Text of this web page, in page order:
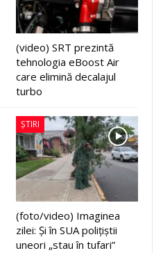
(video) SRT prezintă
tehnologia eBoost Air
care elimină decalajul
turbo
ȘTIRI
(foto/video) Imaginea
zilei: Și în SUA polițiștii
uneori „stau în tufari”